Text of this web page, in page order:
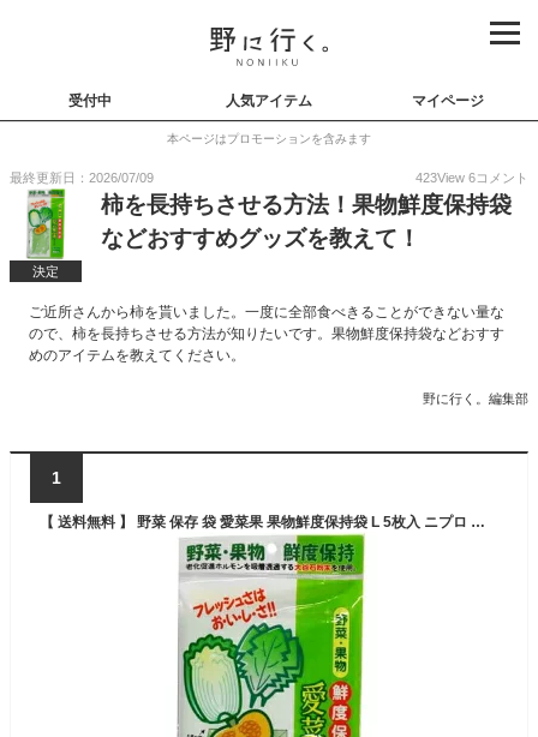
受付中 人気アイテム マイページ
本ページはプロモーションを含みます
最終更新日：2026/07/09 423View 6コメント
決定
柿を長持ちさせる方法！果物鮮度保持袋
などおすすめグッズを教えて！
ご近所さんから柿を貰いました。一度に全部食べきることができない量な
ので、柿を長持ちさせる方法が知りたいです。果物鮮度保持袋などおすす
めのアイテムを教えてください。
野に行く。編集部
1
【 送料無料 】 野菜 保存 袋 愛菜果 果物鮮度保持袋 L 5枚入 ニプロ 保持袋 鮮度